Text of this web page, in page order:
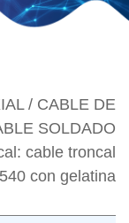
/ CABLE DE
SOLDADO
cable troncal
con gelatina